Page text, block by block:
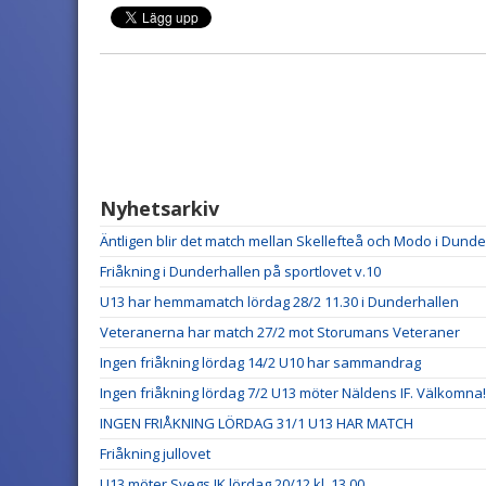
Nyhetsarkiv
Äntligen blir det match mellan Skellefteå och Modo i
Friåkning i Dunderhallen på sportlovet v.10
U13 har hemmamatch lördag 28/2 11.30 i Dunderhallen
Veteranerna har match 27/2 mot Storumans Veteraner
Ingen friåkning lördag 14/2 U10 har sammandrag
Ingen friåkning lördag 7/2 U13 möter Näldens IF. Välkomna!
INGEN FRIÅKNING LÖRDAG 31/1 U13 HAR MATCH
Friåkning jullovet